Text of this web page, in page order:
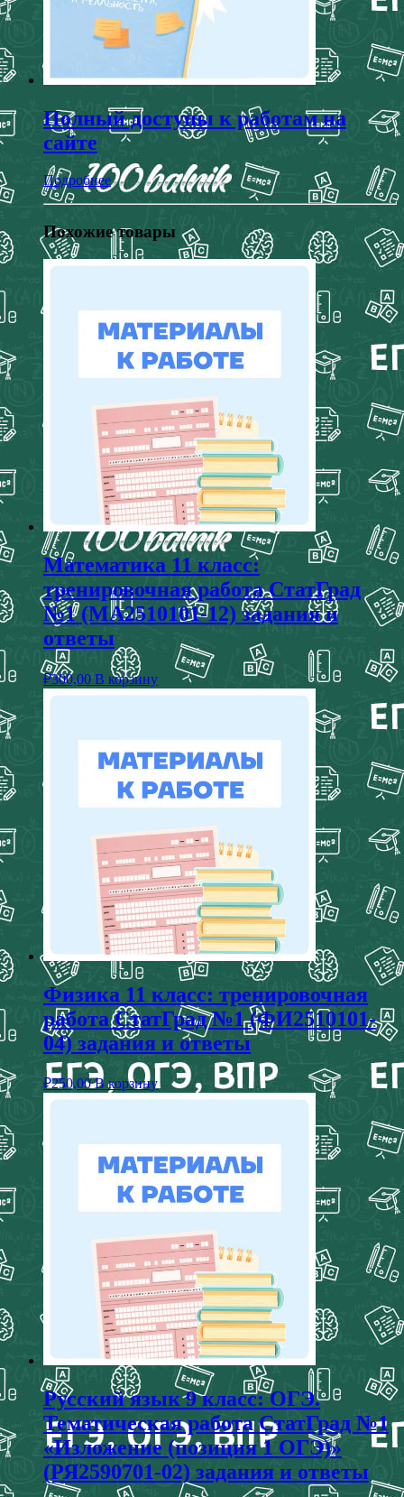
Полный доступы к работам на
сайте
Подробнее
Похожие товары
Математика 11 класс:
тренировочная работа СтатГрад
№1 (МА2510101-12) задания и
ответы
₽300,00 В корзину
Физика 11 класс: тренировочная
работа СтатГрад №1 (ФИ2510101-
04) задания и ответы
₽250,00 В корзину
Русский язык 9 класс: ОГЭ.
Тематическая работа СтатГрад №1
«Изложение (позиция 1 ОГЭ)»
(РЯ2590701-02) задания и ответы